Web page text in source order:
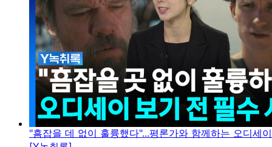
"흠잡을 데 없이 훌륭했다"...평론가와 함께하는 오디세